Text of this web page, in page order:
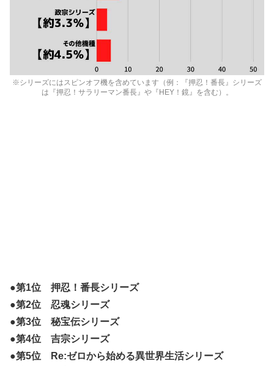
※シリーズにはスピンオフ機を含めています（例：『押忍！番長』シリーズ
は『押忍！サラリーマン番長』や『HEY！鏡』を含む）。
●第1位 押忍！番長シリーズ
●第2位 忍魂シリーズ
●第3位 秘宝伝シリーズ
●第4位 吉宗シリーズ
●第5位 Re:ゼロから始める異世界生活シリーズ